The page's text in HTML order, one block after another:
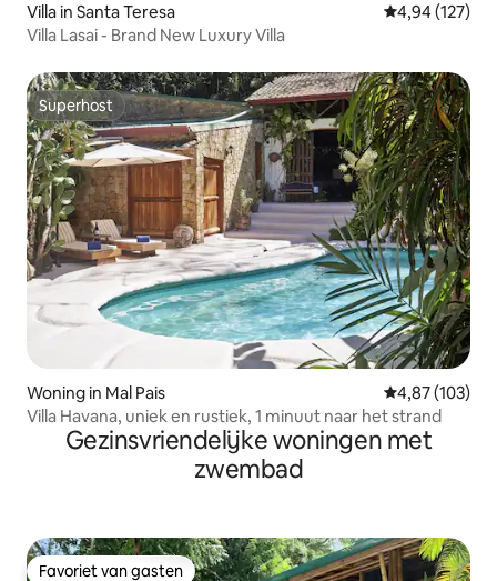
Villa in Santa Teresa Gemiddelde
4,94 (127)
Villa Lasai - Brand New Luxury Villa
Superhost
Superhost
Woning in Mal Pais Gemiddelde
4,87 (103)
Villa Havana, uniek en rustiek, 1 minuut naar het strand
Gezinsvriendelijke woningen met
zwembad
Favoriet van gasten